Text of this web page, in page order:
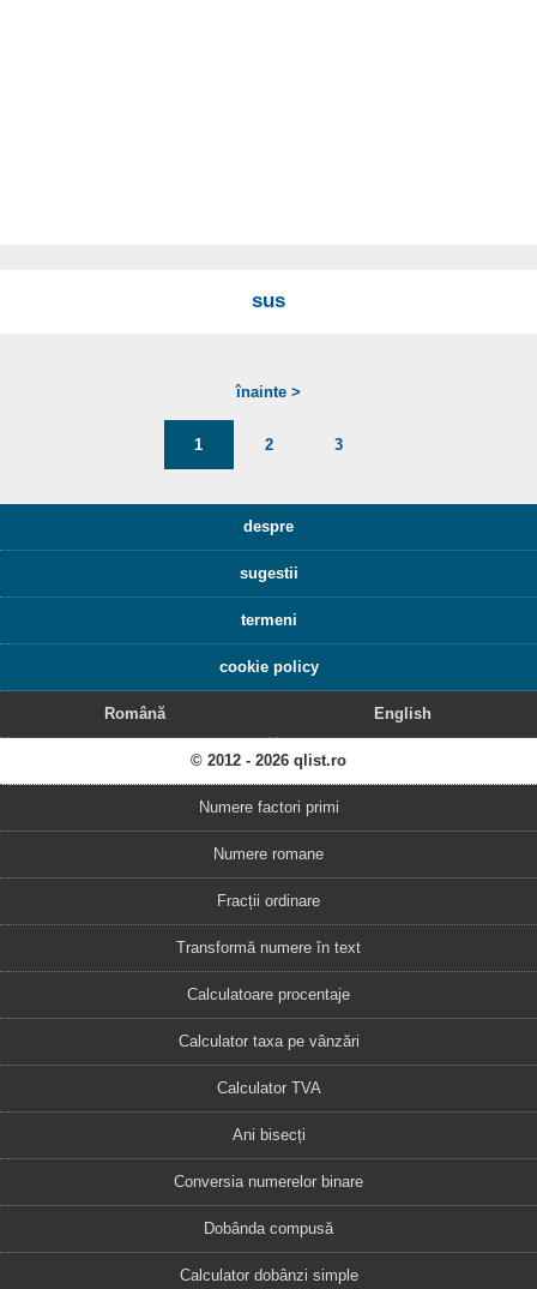
sus
înainte >
1 2 3
despre
sugestii
termeni
cookie policy
Română English
© 2012 - 2026 qlist.ro
Numere factori primi
Numere romane
Fracții ordinare
Transformă numere în text
Calculatoare procentaje
Calculator taxa pe vânzări
Calculator TVA
Ani bisecți
Conversia numerelor binare
Dobânda compusă
Calculator dobânzi simple